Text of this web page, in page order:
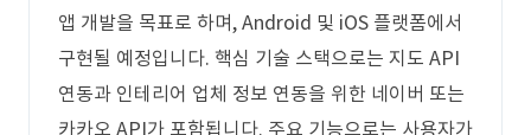
앱 개발을 목표로 하며, Android 및 iOS 플랫폼에서
구현될 예정입니다. 핵심 기술 스택으로는 지도 API
연동과 인테리어 업체 정보 연동을 위한 네이버 또는
카카오 API가 포함됩니다. 주요 기능으로는 사용자가